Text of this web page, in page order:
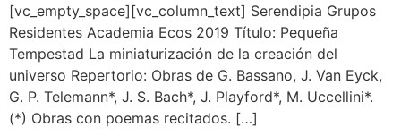
[vc_empty_space][vc_column_text] Serendipia Grupos
Residentes Academia Ecos 2019 Título: Pequeña
Tempestad La miniaturización de la creación del
universo Repertorio: Obras de G. Bassano, J. Van Eyck,
G. P. Telemann*, J. S. Bach*, J. Playford*, M. Uccellini*.
(*) Obras con poemas recitados. […]